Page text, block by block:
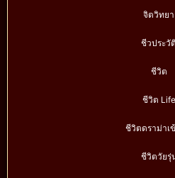
จิตวิทยา
ชีวประวัติ
ชีวิต
ชีวิต Life
ชีวิตดราม่าเ
ชีวิตวัยรุ่